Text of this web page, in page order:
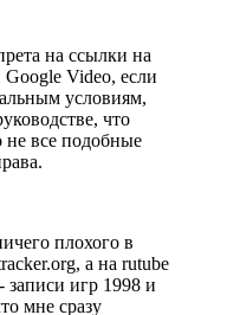
на ссылки на
Video, если
условиям,
что
не все подобные
плохого в
а на rutube
записи игр 1998 и
мне сразу